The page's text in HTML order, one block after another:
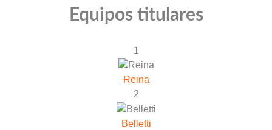
Equipos titulares
1
Reina
2
Belletti